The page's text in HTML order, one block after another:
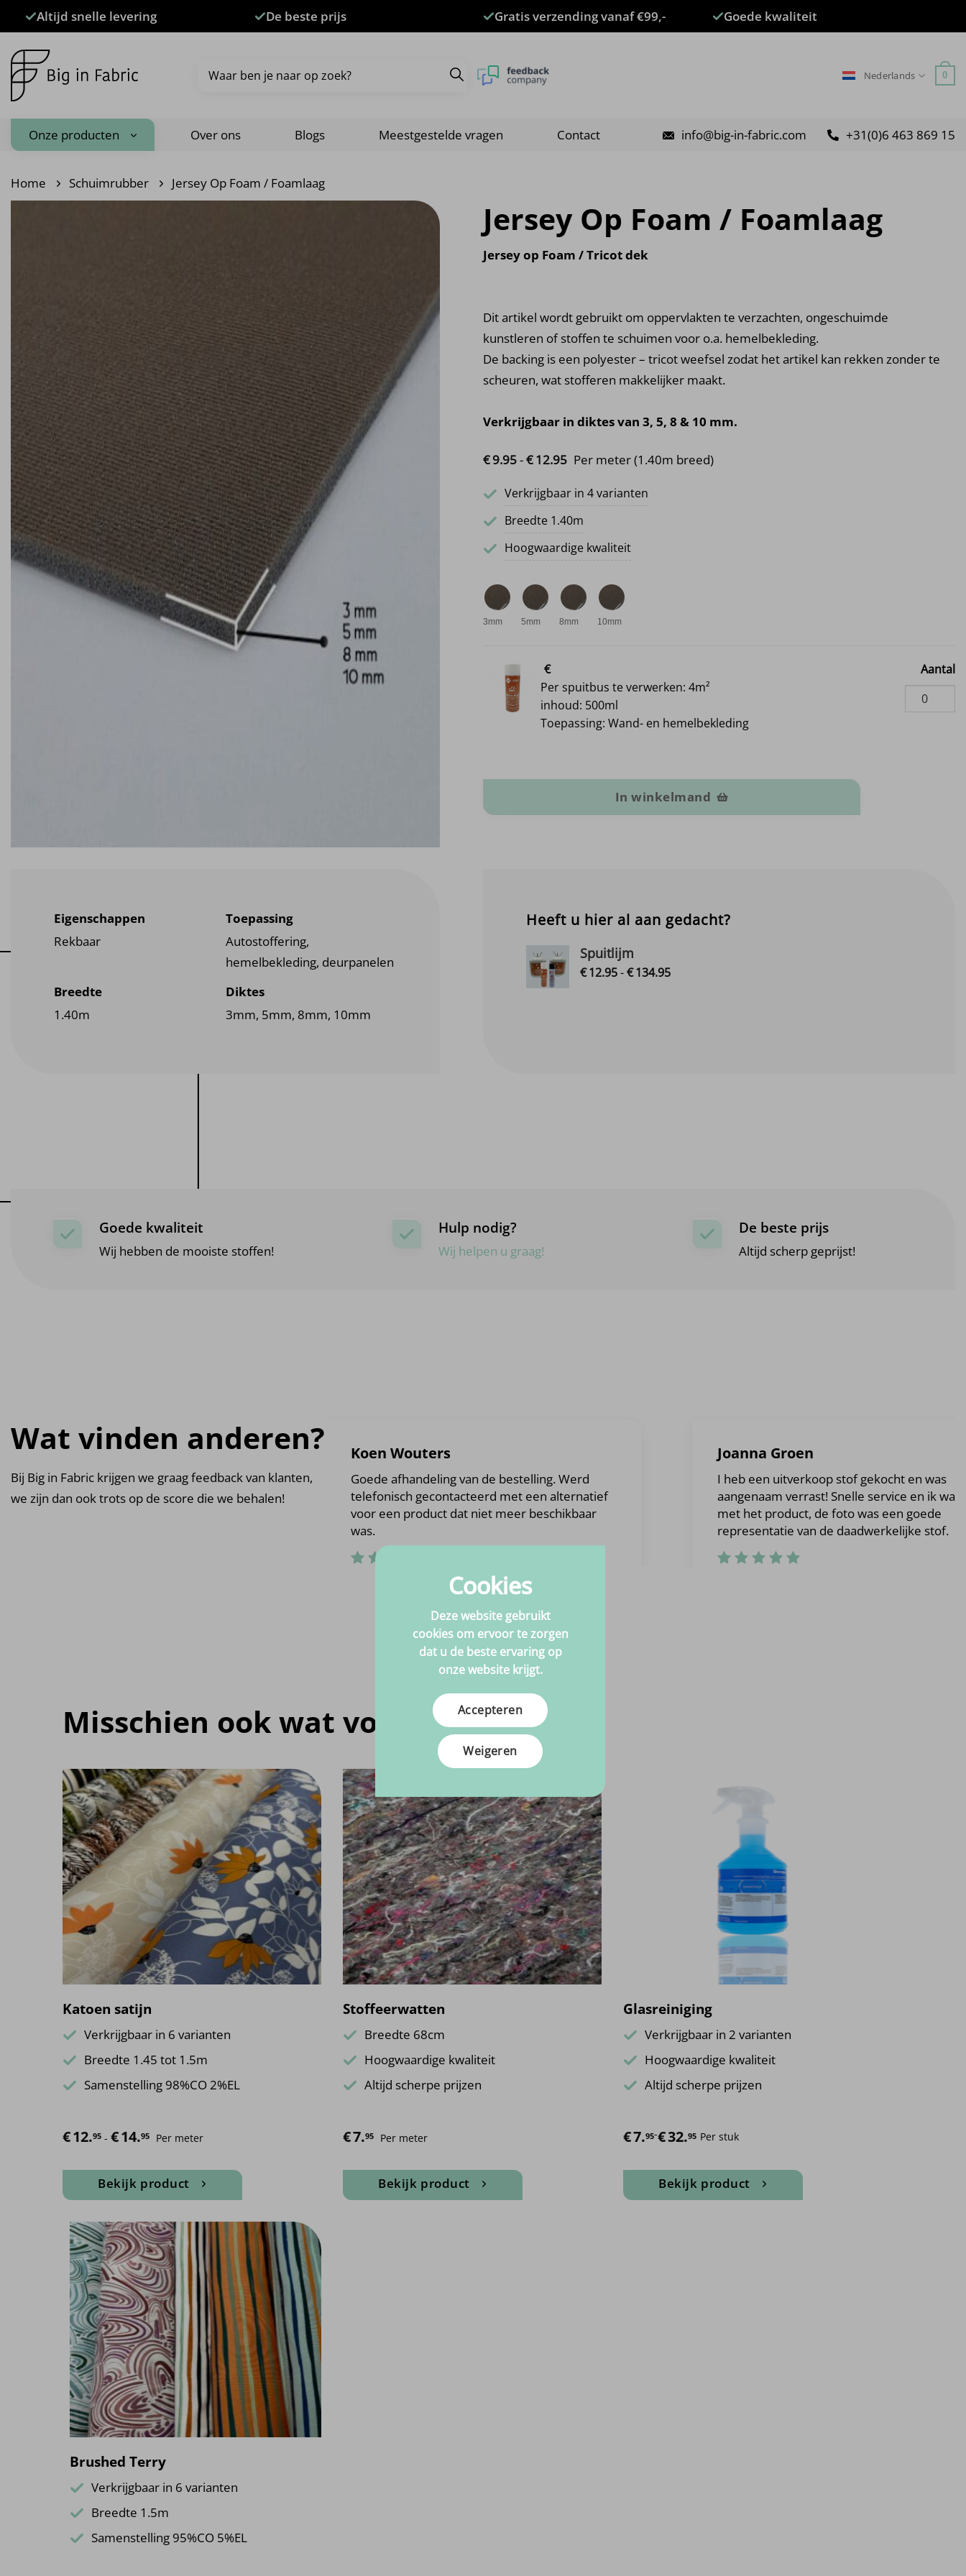
Altijd snelle levering De beste prijs Gratis verzending vanaf €99,- Goede kwaliteit
naar:
Nederlands 0
Onze producten Over ons Blogs Meestgestelde vragen Contact info@big-in-fabric.com +31(0)6 463 869 15
Home Schuimrubber Jersey Op Foam / Foamlaag
Jersey Op Foam / Foamlaag
Jersey op Foam / Tricot dek
Dit artikel wordt gebruikt om oppervlakten te verzachten, ongeschuimde
kunstleren of stoffen te schuimen voor o.a. hemelbekleding.
De backing is een polyester – tricot weefsel zodat het artikel kan rekken zonder te
scheuren, wat stofferen makkelijker maakt.
Verkrijgbaar in diktes van 3, 5, 8 & 10 mm.
€9.95-€12.95 Prijsklasse: €9.95 tot €12.95
Per meter(1.40m breed)
Verkrijgbaar in 4 varianten
Breedte 1.40m
Hoogwaardige kwaliteit
3mm 5mm 8mm 10mm
€
Per spuitbus te verwerken: 4m²
inhoud: 500ml
Toepassing: Wand- en hemelbekleding
Aantal
In winkelmand
Eigenschappen
Rekbaar
Toepassing
Autostoffering,
hemelbekleding, deurpanelen
Breedte
1.40m
Diktes
3mm, 5mm, 8mm, 10mm
Heeft u hier al aan gedacht?
Spuitlijm
€12.95-€134.95Prijsklasse:
Goede kwaliteit
Wij hebben de mooiste stoffen!
Hulp nodig?
Wij helpen u graag!
De beste prijs
Altijd scherp geprijst!
Wat vinden anderen?
Bij Big in Fabric krijgen we graag feedback van klanten,
we zijn dan ook trots op de score die we behalen!
Koen Wouters
Goede afhandeling van de bestelling. Werd
telefonisch gecontacteerd met een alternatief
voor een product dat niet meer beschikbaar
was.
Joanna Groen
I heb een uitverkoop stof gekocht en was
aangenaam verrast! Snelle service en ik was
met het product, de foto was een goede
representatie van de daadwerkelijke stof.
Misschien ook wat voor jou
Katoen satijn
Verkrijgbaar in 6 varianten
Breedte 1.45 tot 1.5m
Samenstelling 98%CO 2%EL
€12.95 - €14.95 Prijsklasse: €12.95 tot €14.95
Per meter
Bekijk product
Stoffeerwatten
Breedte 68cm
Hoogwaardige kwaliteit
Altijd scherpe prijzen
€7.95 Per meter
Bekijk product
Glasreiniging
Verkrijgbaar in 2 varianten
Hoogwaardige kwaliteit
Altijd scherpe prijzen
€7.95-€32.95
Prijsklasse: €7.95 tot €32.95
Per stuk
Bekijk product
Brushed Terry
Verkrijgbaar in 6 varianten
Breedte 1.5m
Samenstelling 95%CO 5%EL
Cookies
Deze website gebruikt
cookies om ervoor te zorgen
dat u de beste ervaring op
onze website krijgt.
Accepteren
Weigeren